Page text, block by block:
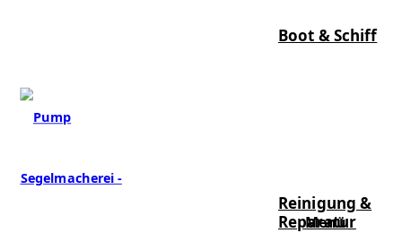
Menü
Boot & Schiff
Reinigung &
Reparatur